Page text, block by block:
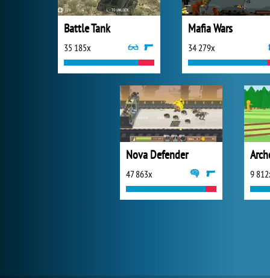
Battle Tank
35 185x
Mafia Wars
34 279x
Nova Defender
47 863x 9